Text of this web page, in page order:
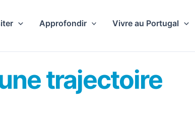
Approfondir Vivre au Portugal
trajectoire